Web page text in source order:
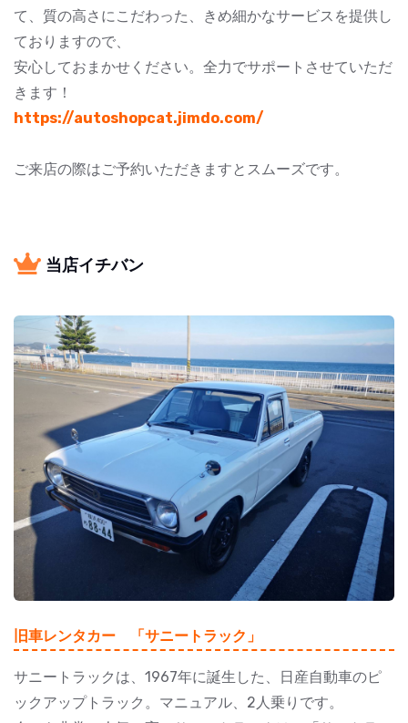
て、質の高さにこだわった、きめ細かなサービスを提供し
ておりますので、
安心しておまかせください。全力でサポートさせていただ
きます！
https://autoshopcat.jimdo.com/
ご来店の際はご予約いただきますとスムーズです。
当店イチバン
旧車レンタカー 「サニートラック」
サニートラックは、1967年に誕生した、日産自動車のピ
ックアップトラック。マニュアル、2人乗りです。